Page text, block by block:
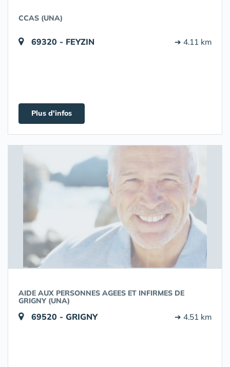
CCAS (UNA)
69320 - FEYZIN ➔ 4.11 km
Plus d'infos
AIDE AUX PERSONNES AGEES ET INFIRMES DE
GRIGNY (UNA)
69520 - GRIGNY ➔ 4.51 km